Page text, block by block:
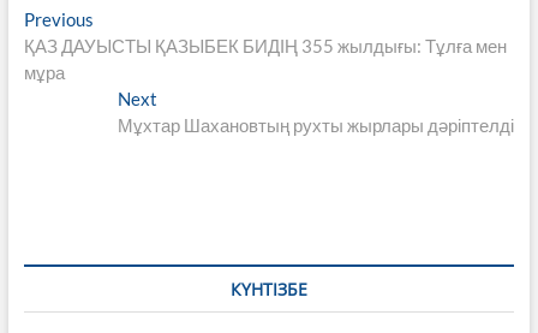
Навигация
по
записям
PreviousPrevious
post:
ҚАЗ ДАУЫСТЫ ҚАЗЫБЕК БИДІҢ 355 жылдығы: Тұлға мен
мұра
Next
post:
Мұхтар Шахановтың рухты жырлары дәріптелді
КҮНТІЗБЕ